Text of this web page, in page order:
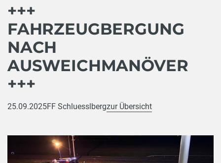
+++
FAHRZEUGBERGUNG
NACH
AUSWEICHMANÖVER
+++
25.09.2025FF Schluesslbergzur Übersicht